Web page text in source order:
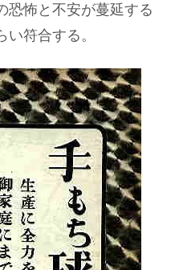
恐怖と不安が蔓延する
符合する。